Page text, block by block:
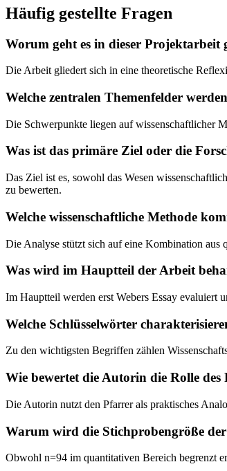
Häufig gestellte Fragen
Worum geht es in dieser Projektarbeit
Die Arbeit gliedert sich in eine theoretische
Welche zentralen Themenfelder
Die Schwerpunkte liegen auf wissenschaftlicher
Was ist das primäre Ziel oder die
Das Ziel ist es, sowohl das Wesen
zu bewerten.
Welche wissenschaftliche Methode
Die Analyse stützt sich auf eine Kombination
Was wird im Hauptteil der Arbeit
Im Hauptteil werden erst Webers Essay evaluiert
Welche Schlüsselwörter
Zu den wichtigsten Begriffen zählen
Wie bewertet die Autorin die Rolle
Die Autorin nutzt den Pfarrer als praktisches
Warum wird die Stichprobengröße
Obwohl n=94 im quantitativen Bereich begrenzt